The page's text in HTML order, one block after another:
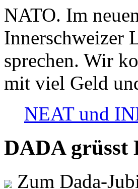
NATO. Im
Innerschweizer
sprechen. Wir
mit viel Geld
NEAT und
DADA grüsst
Zum Dada-